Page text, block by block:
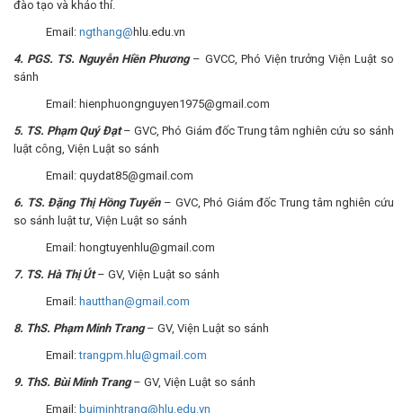
đào tạo và khảo thí.
Email: ngthang@ hlu.edu.vn
4. PGS. TS. Nguyễn Hiền Phương– GVCC, Phó Viện trưởng Viện Luật so
sánh
Email: hienphuongnguyen1975@gmail.com
5. TS. Phạm Quý Đạt– GVC, Phó Giám đốc Trung tâm nghiên cứu so sánh
luật công, Viện Luật so sánh
Email: quydat85@gmail.com
6. TS. Đặng Thị Hồng Tuyến– GVC, Phó Giám đốc Trung tâm nghiên cứu
so sánh luật tư, Viện Luật so sánh
Email: hongtuyenhlu@gmail.com
7. TS. Hà Thị Út– GV, Viện Luật so sánh
Email: hautthan@gmail.com
8. ThS. Phạm Minh Trang– GV, Viện Luật so sánh
Email:trangpm.hlu@gmail.com
9. ThS. BùiMinh Trang– GV, Viện Luật so sánh
Email: buiminhtrang@hlu.edu.vn